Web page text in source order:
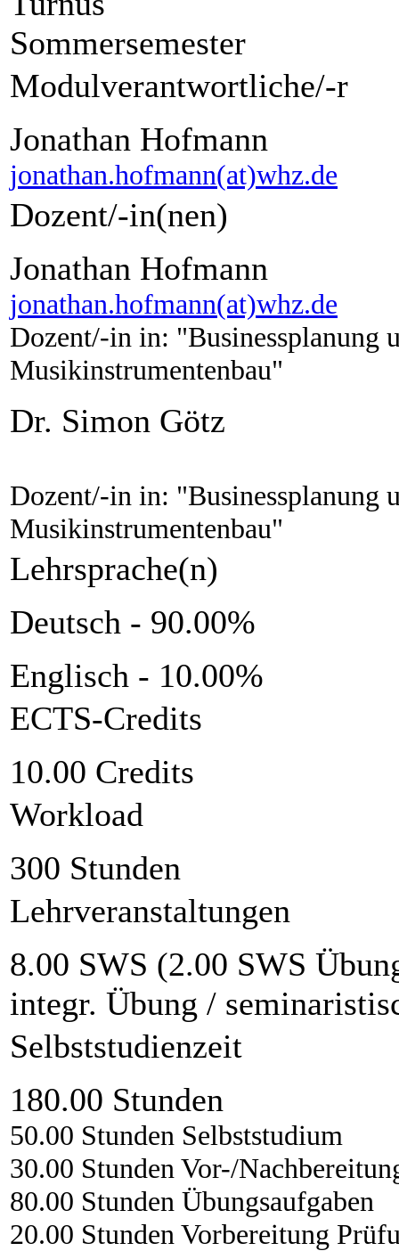
Sommersemester
Modulverantwortliche/-r
Jonathan Hofmann
jonathan.hofmann(at)whz.de
Dozent/-in(nen)
Jonathan Hofmann
jonathan.hofmann(at)whz.de
Dozent/-in in: "Businessplanung
Musikinstrumentenbau"
Dr. Simon Götz
Dozent/-in in: "Businessplanung
Musikinstrumentenbau"
Lehrsprache(n)
Deutsch - 90.00%
Englisch - 10.00%
ECTS-Credits
10.00 Credits
Workload
300 Stunden
Lehrveranstaltungen
8.00 SWS (2.00 SWS
integr. Übung /
Selbststudienzeit
180.00 Stunden
50.00 Stunden Selbststudium
30.00 Stunden Vor-/
80.00 Stunden Übungsaufgaben
20.00 Stunden Vorbereitung